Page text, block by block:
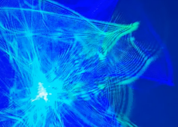
ALB型号
PN型号
NL型号
AL型号
MN型号
PA型号
PR6系列模组
PR8系列模组
WP35系列模组
PR10系列模组
PR20系列模组
PD3系列模组
驾驶灯
极光激光器
鸟类激光器
线激光器
LOGO投影仪
其它